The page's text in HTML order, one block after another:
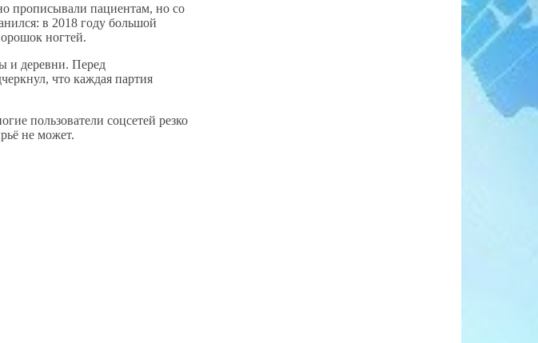
прописывали пациентам, но со
в 2018 году большой
ногтей.
и деревни. Перед
что каждая партия
пользователи соцсетей резко
не может.